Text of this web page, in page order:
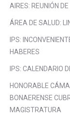
AIRES: REUNIÓN
ÁREA DE SALUD:
IPS:
HABERES
IPS: CALENDARIO
HONORABLE
BONAERENSE
MAGISTRATURA